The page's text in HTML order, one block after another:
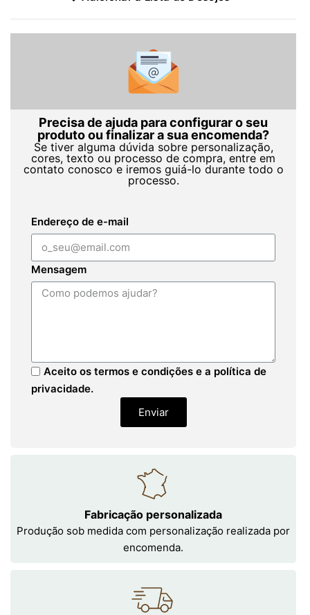
Precisa de ajuda para configurar o seu
produto ou finalizar a sua encomenda?
Se tiver alguma dúvida sobre personalização,
cores, texto ou processo de compra, entre em
contato conosco e iremos guiá-lo durante todo o
processo.
Endereço de e-mail
Mensagem
Aceito os termos e condições e a política de
privacidade.
Enviar
Fabricação personalizada
Produção sob medida com personalização realizada por
encomenda.